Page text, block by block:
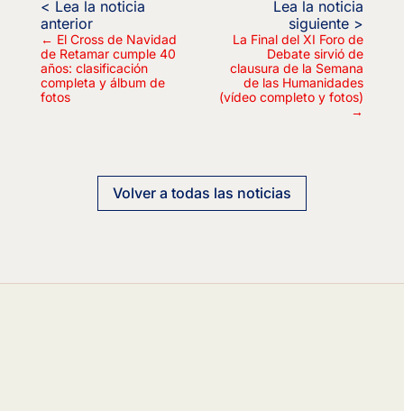
← El Cross de Navidad
de Retamar cumple 40
años: clasificación
completa y álbum de
fotos
La Final del XI Foro de
Debate sirvió de
clausura de la Semana
de las Humanidades
(vídeo completo y fotos)
→
Volver a todas las noticias